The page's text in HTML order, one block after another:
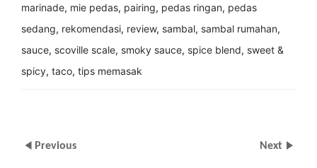
marinade, mie pedas, pairing, pedas ringan, pedas
sedang, rekomendasi, review, sambal, sambal rumahan,
sauce, scoville scale, smoky sauce, spice blend, sweet &
spicy, taco, tips memasak
Previous Next